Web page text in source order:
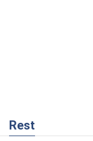
Rest